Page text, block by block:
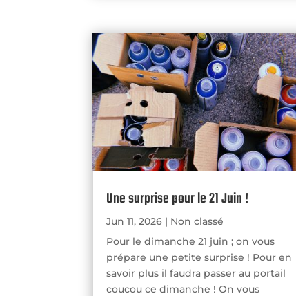
Une surprise pour le 21 Juin !
Jun 11, 2026 | Non classé
Pour le dimanche 21 juin ; on vous
prépare une petite surprise ! Pour en
savoir plus il faudra passer au portail
coucou ce dimanche ! On vous